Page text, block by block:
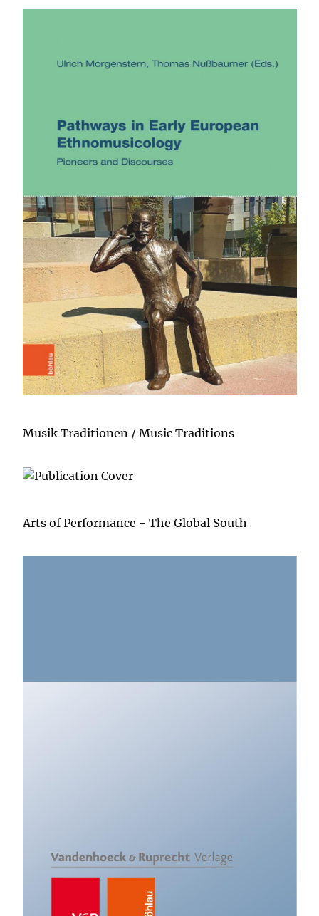
Musik Traditionen / Music Traditions
Arts of Performance - The Global South